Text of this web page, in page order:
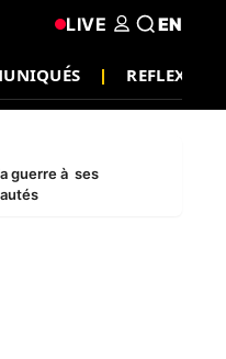
REFLEXION
LIVE EN
guerre à ses